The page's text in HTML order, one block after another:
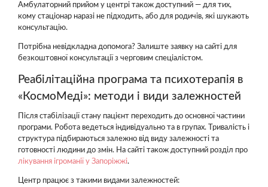
Амбулаторний прийом у центрі також доступний — для тих,
кому стаціонар наразі не підходить, або для родичів, які шукають
консультацію.
Потрібна невідкладна допомога? Залиште заявку на сайті для
безкоштовної консультації з черговим спеціалістом.
Реабілітаційна програма та психотерапія в
«КосмоМеді»: методи і види залежностей
Після стабілізації стану пацієнт переходить до основної частини
програми. Робота ведеться індивідуально та в групах. Тривалість і
структура підбираються залежно від виду залежності та
готовності людини до змін. На сайті також доступний розділ про
лікування ігроманії у Запоріжжі.
Центр працює з такими видами залежностей: